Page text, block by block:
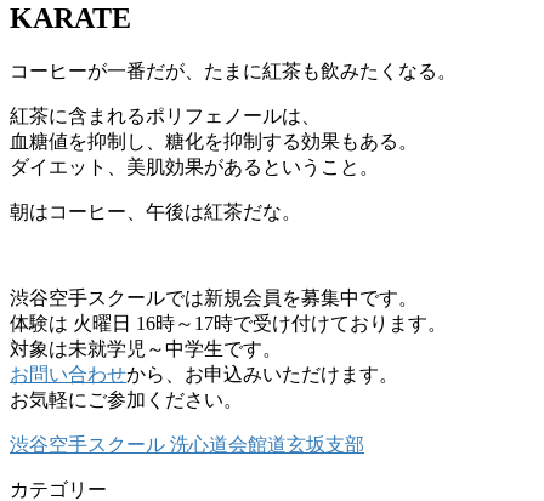
KARATE
コーヒーが一番だが、たまに紅茶も飲みたくなる。
紅茶に含まれるポリフェノールは、
血糖値を抑制し、糖化を抑制する効果もある。
ダイエット、美肌効果があるということ。
朝はコーヒー、午後は紅茶だな。
渋谷空手スクールでは新規会員を募集中です。
体験は 火曜日 16時～17時で受け付けております。
対象は未就学児～中学生です。
お問い合わせから、お申込みいただけます。
お気軽にご参加ください。
渋谷空手スクール 洗心道会館道玄坂支部
カテゴリー